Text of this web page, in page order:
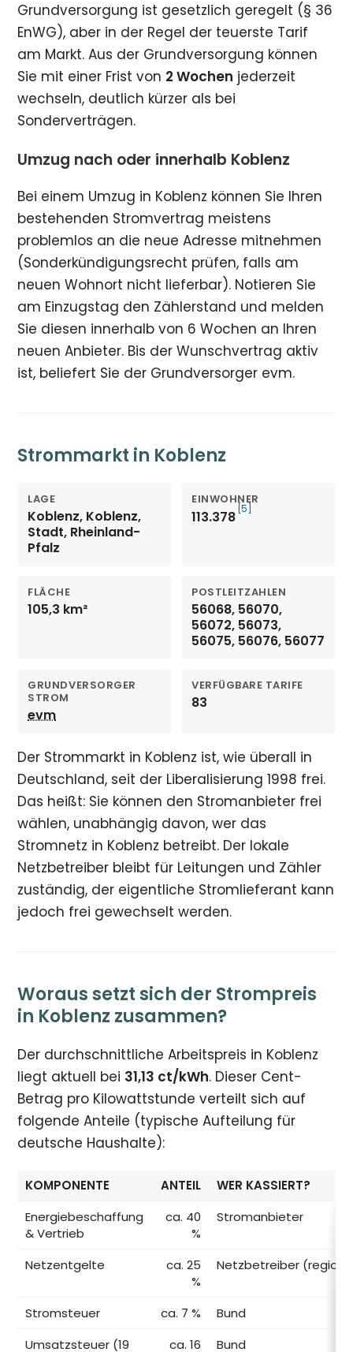
Grundversorgung ist gesetzlich geregelt (§ 36
EnWG), aber in der Regel der teuerste Tarif
am Markt. Aus der Grundversorgung können
Sie mit einer Frist von 2 Wochen jederzeit
wechseln, deutlich kürzer als bei
Sonderverträgen.
Umzug nach oder innerhalb Koblenz
Bei einem Umzug in Koblenz können Sie Ihren
bestehenden Stromvertrag meistens
problemlos an die neue Adresse mitnehmen
(Sonderkündigungsrecht prüfen, falls am
neuen Wohnort nicht lieferbar). Notieren Sie
am Einzugstag den Zählerstand und melden
Sie diesen innerhalb von 6 Wochen an Ihren
neuen Anbieter. Bis der Wunschvertrag aktiv
ist, beliefert Sie der Grundversorger evm.
Strommarkt in Koblenz
LAGE
Koblenz, Koblenz,
Stadt, Rheinland-
Pfalz
EINWOHNER
113.378 [5]
FLÄCHE
105,3 km²
POSTLEITZAHLEN
56068, 56070,
56072, 56073,
56075, 56076, 56077
GRUNDVERSORGER
STROM
evm
VERFÜGBARE TARIFE
83
Der Strommarkt in Koblenz ist, wie überall in
Deutschland, seit der Liberalisierung 1998 frei.
Das heißt: Sie können den Stromanbieter frei
wählen, unabhängig davon, wer das
Stromnetz in Koblenz betreibt. Der lokale
Netzbetreiber bleibt für Leitungen und Zähler
zuständig, der eigentliche Stromlieferant kann
jedoch frei gewechselt werden.
Woraus setzt sich der Strompreis
in Koblenz zusammen?
Der durchschnittliche Arbeitspreis in Koblenz
liegt aktuell bei 31,13 ct/kWh. Dieser Cent-
Betrag pro Kilowattstunde verteilt sich auf
folgende Anteile (typische Aufteilung für
deutsche Haushalte):
KOMPONENTE ANTEIL
WER KASSIERT?
Energiebeschaffung
& Vertrieb
ca. 40
%
Stromanbieter
Netzentgelte
ca. 25
%
Netzbetreiber
Stromsteuer ca. 7 %
Bund
Umsatzsteuer (19
ca. 16 Bund